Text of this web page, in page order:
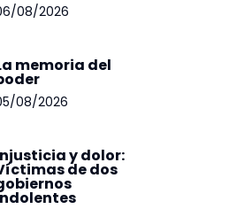
08/2026
memoria del
08/2026
y dolor:
de dos